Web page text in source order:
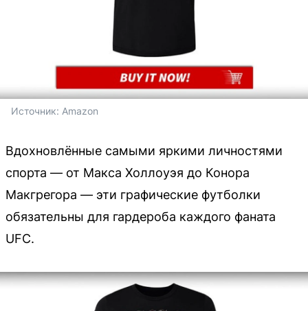
Источник: Amazon
Вдохновлённые самыми яркими личностями
спорта — от Макса Холлоуэя до Конора
Макгрегора — эти графические футболки
обязательны для гардероба каждого фаната
UFC.